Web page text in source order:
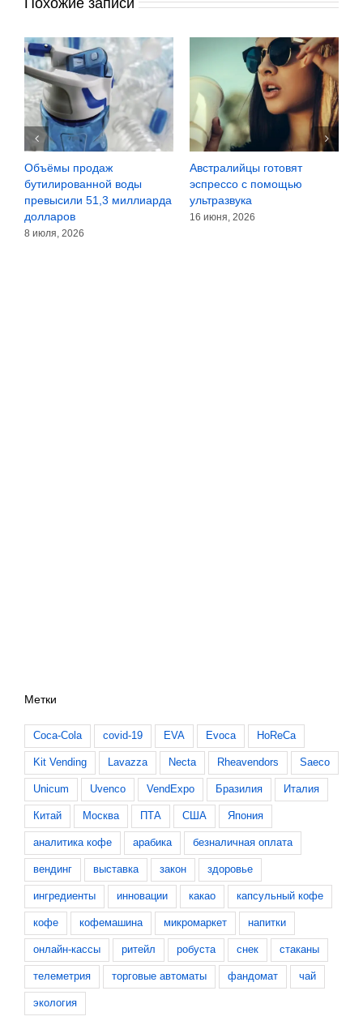
Похожие записи
Объёмы продаж
бутилированной воды
превысили 51,3 миллиарда
долларов
8 июля, 2026
Австралийцы готовят
эспрессо с помощью
ультразвука
16 июня, 2026
Метки
Coca-Cola covid-19 EVA Evoca HoReCa
Kit Vending Lavazza Necta Rheavendors Saeco
Unicum Uvenco VendExpo Бразилия Италия
Китай Москва ПТА США Япония
аналитика кофе арабика безналичная оплата
вендинг выставка закон здоровье
ингредиенты инновации какао капсульный кофе
кофе кофемашина микромаркет напитки
онлайн-кассы ритейл робуста снек стаканы
телеметрия торговые автоматы фандомат чай
экология